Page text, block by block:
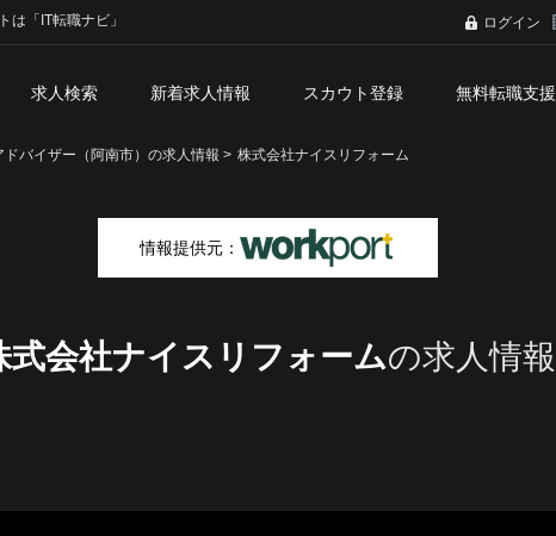
は「IT転職ナビ」 ログイン
求人検索 新着求人情報 スカウト登録 無料転職支援
バイザー（阿南市）の求人情報 > 株式会社ナイスリフォーム
情報提供元：
式会社ナイスリフォームの求人情報